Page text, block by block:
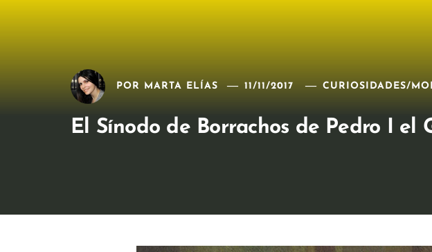
POR MARTA ELÍAS 11/11/2017 CURIOSIDADES/
El Sínodo de Borrachos de Pedro I el